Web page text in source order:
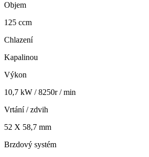
Objem
125 ccm
Chlazení
Kapalinou
Výkon
10,7 kW / 8250r / min
Vrtání / zdvih
52 X 58,7 mm
Brzdový systém